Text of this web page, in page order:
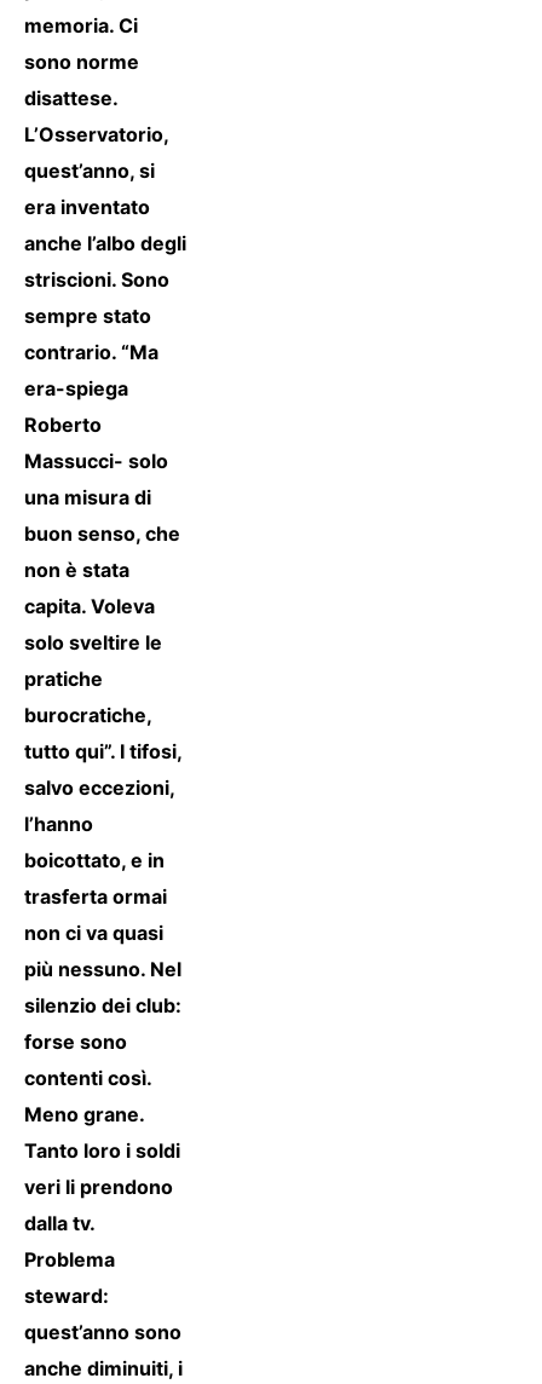
memoria. Ci
sono norme
disattese.
L’Osservatorio,
quest’anno, si
era inventato
anche l’albo degli
striscioni. Sono
sempre stato
contrario. “Ma
era-spiega
Roberto
Massucci- solo
una misura di
buon senso, che
non è stata
capita. Voleva
solo sveltire le
pratiche
burocratiche,
tutto qui”. I tifosi,
salvo eccezioni,
l’hanno
boicottato, e in
trasferta ormai
non ci va quasi
più nessuno. Nel
silenzio dei club:
forse sono
contenti così.
Meno grane.
Tanto loro i soldi
veri li prendono
dalla tv.
Problema
steward:
quest’anno sono
anche diminuiti, i